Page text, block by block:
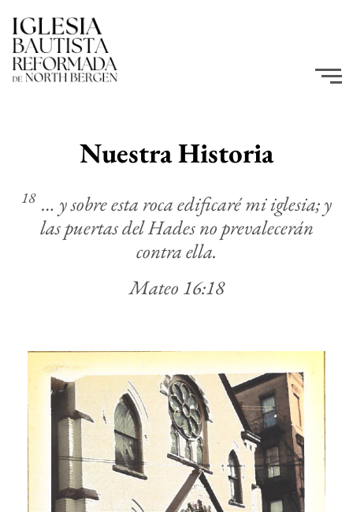
Nuestra Historia
18 … y sobre esta roca edificaré mi iglesia; y
las puertas del Hades no prevalecerán
contra ella.
Mateo 16:18